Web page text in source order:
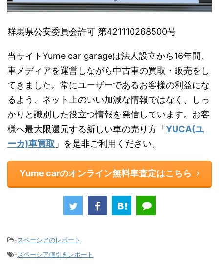
群馬県公安委員会許可 第421110268500号
当サイトYume car garageは法人設立から16年間、
車メディアを運営しながら中古車の買取・販売をし
てきました。常にユーザーであるお客様の利益にな
るよう、ネット上のいい加減な情報ではなく、しっ
かりと識別した役立つ情報を発信しています。お客
様へ最大限還元する新しい車の売り方「 YUCA(ユ
ーカ)車買取 」を是非ご利用ください。
Yume carのオンライン無料車査定はこちら
-スペーシアのレポート
-スペーシア値引きレポート